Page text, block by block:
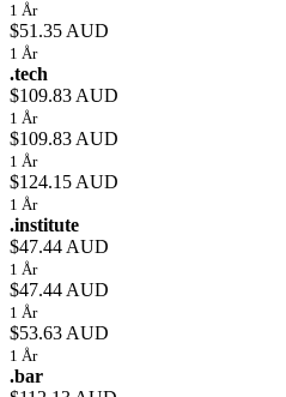
1 År
$51.35 AUD
1 År
.tech
$109.83 AUD
1 År
$109.83 AUD
1 År
$124.15 AUD
1 År
.institute
$47.44 AUD
1 År
$47.44 AUD
1 År
$53.63 AUD
1 År
.bar